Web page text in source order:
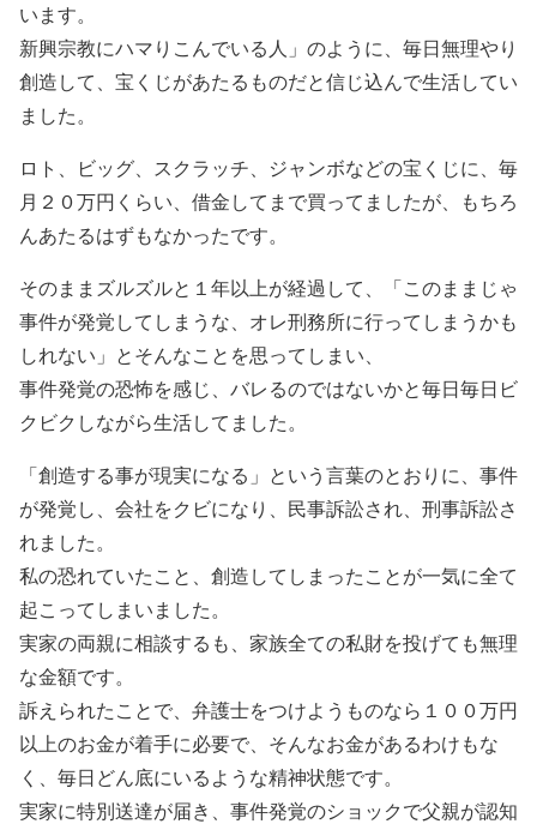
います。
新興宗教にハマりこんでいる人」のように、毎日無理やり
創造して、宝くじがあたるものだと信じ込んで生活してい
ました。
ロト、ビッグ、スクラッチ、ジャンボなどの宝くじに、毎
月２０万円くらい、借金してまで買ってましたが、もちろ
んあたるはずもなかったです。
そのままズルズルと１年以上が経過して、「このままじゃ
事件が発覚してしまうな、オレ刑務所に行ってしまうかも
しれない」とそんなことを思ってしまい、
事件発覚の恐怖を感じ、バレるのではないかと毎日毎日ビ
クビクしながら生活してました。
「創造する事が現実になる」という言葉のとおりに、事件
が発覚し、会社をクビになり、民事訴訟され、刑事訴訟さ
れました。
私の恐れていたこと、創造してしまったことが一気に全て
起こってしまいました。
実家の両親に相談するも、家族全ての私財を投げても無理
な金額です。
訴えられたことで、弁護士をつけようものなら１００万円
以上のお金が着手に必要で、そんなお金があるわけもな
く、毎日どん底にいるような精神状態です。
実家に特別送達が届き、事件発覚のショックで父親が認知